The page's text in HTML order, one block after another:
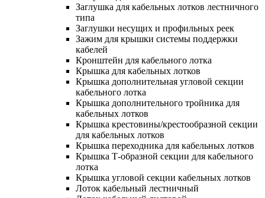
Заглушка для кабельных лотков лестничного
типа
Заглушки несущих и профильных реек
Зажим для крышки системы поддержки
кабелей
Кронштейн для кабельного лотка
Крышка для кабельных лотков
Крышка дополнительная угловой секции
кабельного лотка
Крышка дополнительного тройника для
кабельных лотков
Крышка крестовины/крестообразной секции
для кабельных лотков
Крышка переходника для кабельных лотков
Крышка Т-образной секции для кабельного
лотка
Крышка угловой секции кабельных лотков
Лоток кабельный лестничный